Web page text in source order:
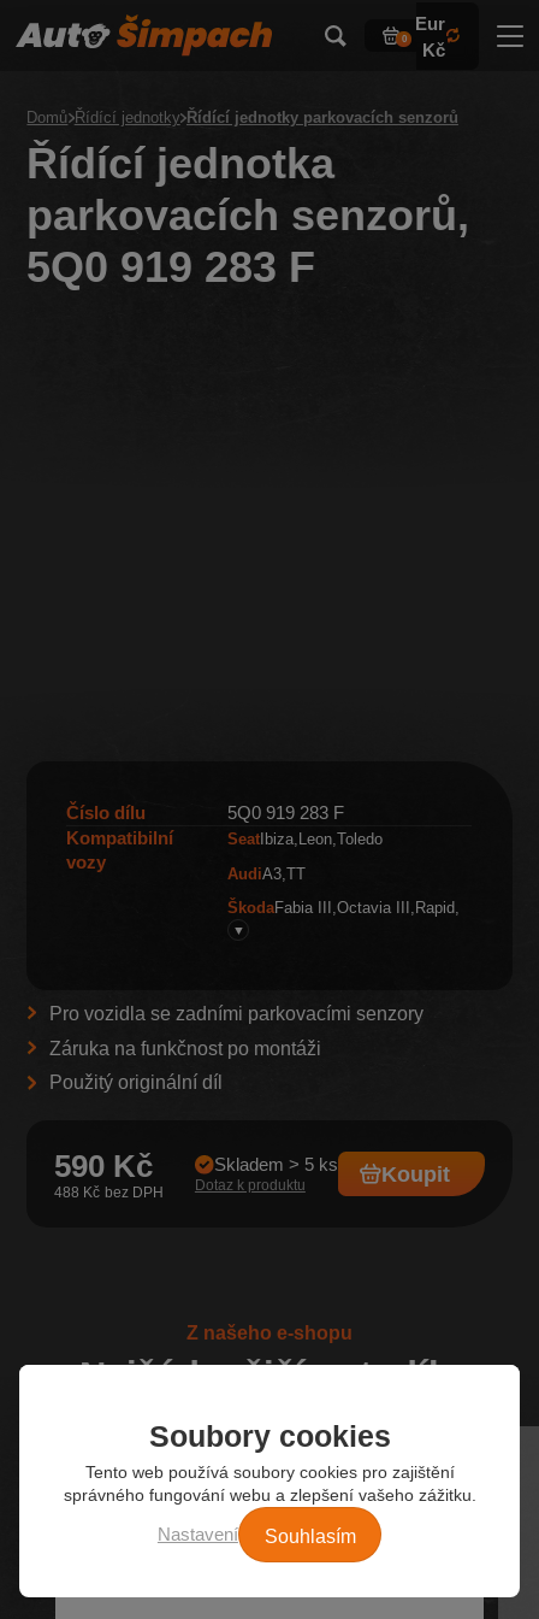
0
Eur
Kč
Domů Řídící jednotky Řídící jednotky parkovacích senzorů
Řídící jednotka
parkovacích senzorů,
5Q0 919 283 F
Číslo dílu
5Q0 919 283 F
Kompatibilní
vozy
Seat Ibiza Leon Toledo
AudiA3 TT
ŠkodaFabia III Octavia III Rapid
▼
Pro vozidla se zadními parkovacími senzory
Záruka na funkčnost po montáži
Použitý originální díl
590 Kč
488 Kč
Skladem > 5 ks
Dotaz k produktu Koupit
Z našeho e-shopu
Nejžádanější autodíly
Soubory cookies
Tento web používá soubory cookies pro zajištění
správného fungování webu a zlepšení vašeho zážitku.
Nastavení Souhlasím